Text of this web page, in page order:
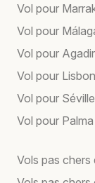
Vol pour
Vol pour
Vol pour Agadir
Vol pour
Vol pour Séville
Vol pour
Vols pas chers